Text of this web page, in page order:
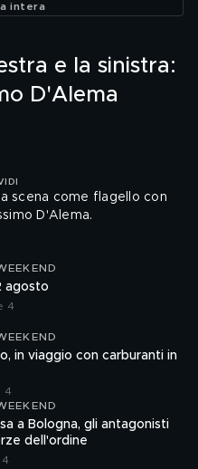
intera
e la sinistra:
D'Alema
scena come flagello con
D'Alema.
agosto
4
in viaggio con carburanti in
4
a Bologna, gli antagonisti
dell'ordine